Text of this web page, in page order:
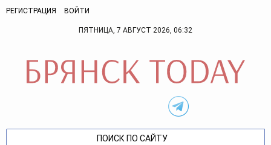
РЕГИСТРАЦИЯ ВОЙТИ
ПЯТНИЦА, 7 АВГУСТ 2026, 06:32